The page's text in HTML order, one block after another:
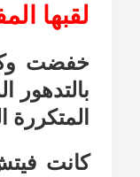
لقبها
بالتدهور
كانت